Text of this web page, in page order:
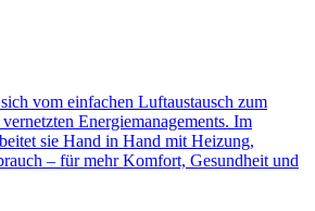
vom einfachen Luftaustausch zum
Energiemanagements. Im
sie Hand in Hand mit Heizung,
– für mehr Komfort, Gesundheit und